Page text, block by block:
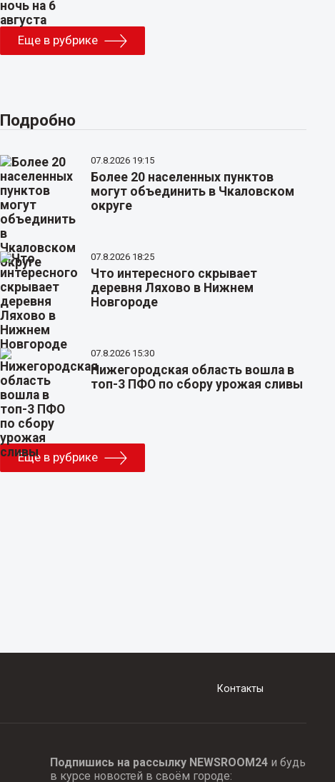
Еще в рубрике
Подробно
07.8.2026 19:15
Более 20 населенных пунктов
могут объединить в Чкаловском
округе
07.8.2026 18:25
Что интересного скрывает
деревня Ляхово в Нижнем
Новгороде
07.8.2026 15:30
Нижегородская область вошла в
топ-3 ПФО по сбору урожая сливы
Еще в рубрике
Контакты
Подпишись на рассылку NEWSROOM24и будь
в курсе новостей в своём городе: